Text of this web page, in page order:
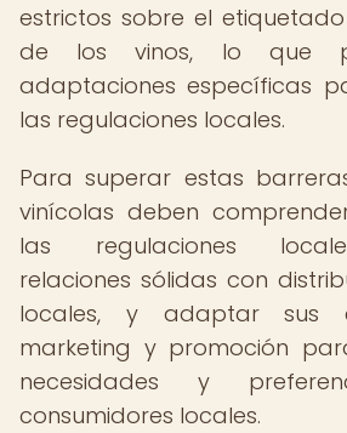
estrictos sobre el
de los vinos, lo que
adaptaciones específicas
las regulaciones locales.
Para superar estas
vinícolas deben
las regulaciones
relaciones sólidas con
locales, y adaptar sus
marketing y promoción
necesidades y
consumidores locales.